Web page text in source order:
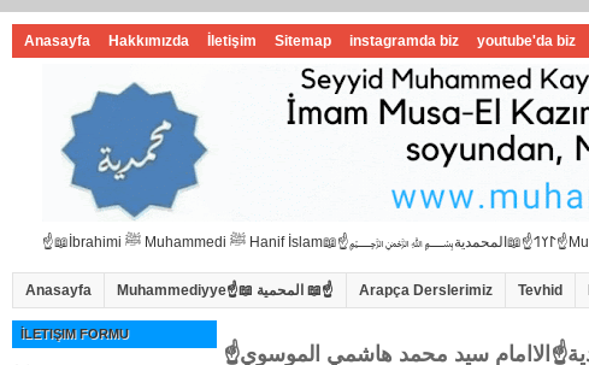
Anasayfa Hakkımızda İletişim Sitemap instagramda biz youtube'da biz
Anasayfa Muhammediyye☝📖 المحمية 📖☝ Arapça Derslerimiz Tevhid
İLETIŞIM FORMU